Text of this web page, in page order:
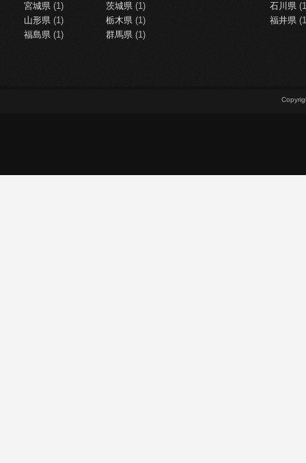
宮城県 (1)
山形県 (1)
福島県 (1)
茨城県 (1)
栃木県 (1)
群馬県 (1)
石川県
福井県